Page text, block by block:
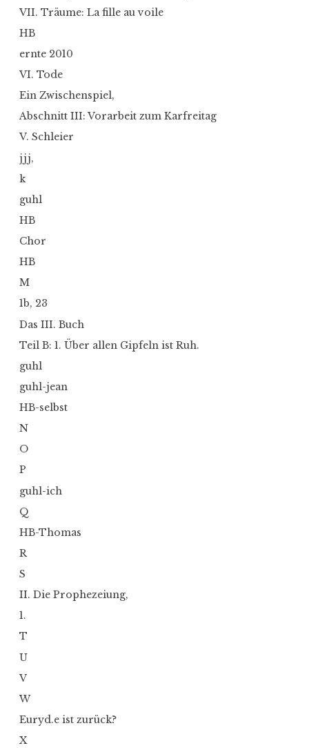
VII. Träume: La fille au voile
HB
ernte 2010
VI. Tode
Ein Zwischenspiel,
Abschnitt III: Vorarbeit zum Karfreitag
V. Schleier
jjj,
k
guhl
HB
Chor
HB
M
1b, 23
Das III. Buch
Teil B: 1. Über allen Gipfeln ist Ruh.
guhl
guhl-jean
HB-selbst
N
O
P
guhl-ich
Q
HB-Thomas
R
S
II. Die Prophezeiung,
1.
T
U
V
W
Euryd.e ist zurück?
X